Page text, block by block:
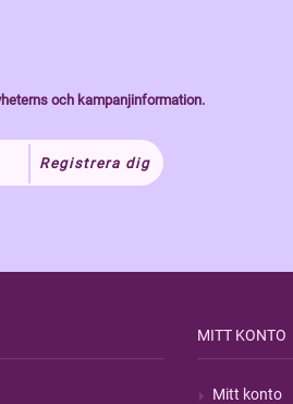
och kampanjinformation.
Registrera dig
MITT KONTO
Mitt konto